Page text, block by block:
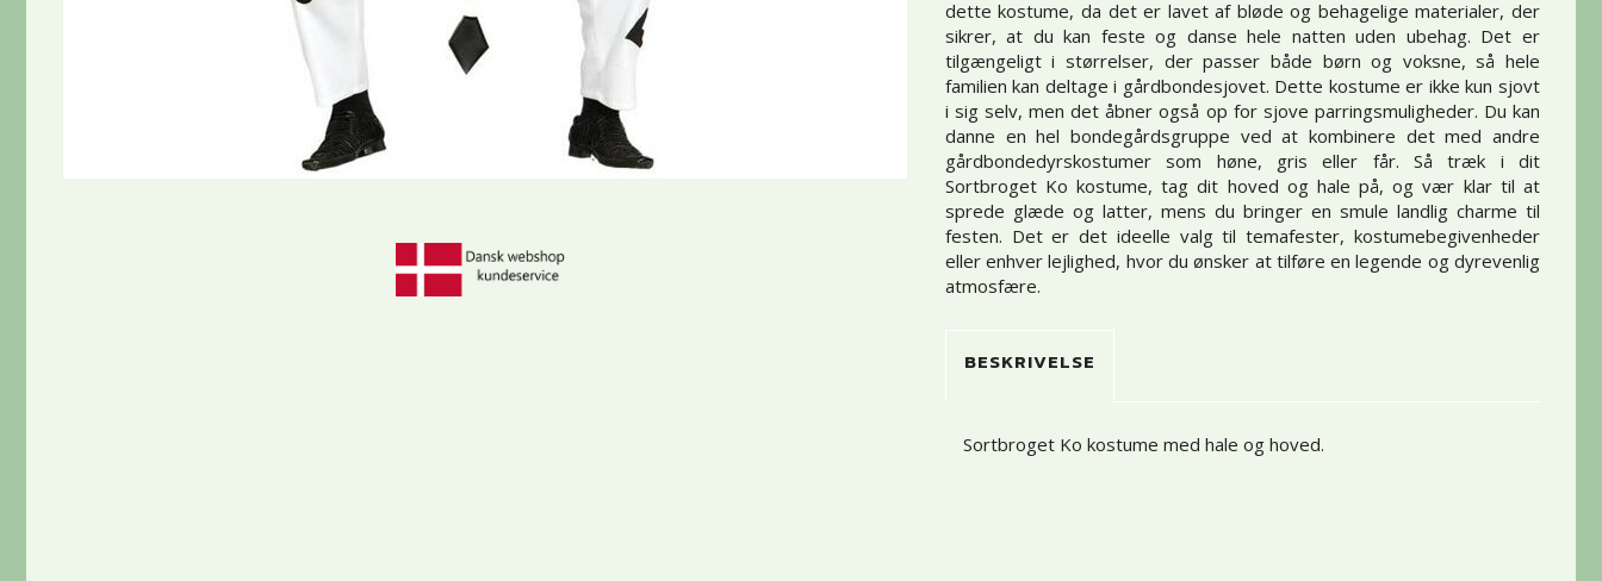
dette kostume, da det er lavet af bløde og behagelige materialer, der
sikrer, at du kan feste og danse hele natten uden ubehag. Det er
tilgængeligt i størrelser, der passer både børn og voksne, så hele
familien kan deltage i gårdbondesjovet. Dette kostume er ikke kun sjovt
i sig selv, men det åbner også op for sjove parringsmuligheder. Du kan
danne en hel bondegårdsgruppe ved at kombinere det med andre
gårdbondedyrskostumer som høne, gris eller får. Så træk i dit
Sortbroget Ko kostume, tag dit hoved og hale på, og vær klar til at
sprede glæde og latter, mens du bringer en smule landlig charme til
festen. Det er det ideelle valg til temafester, kostumebegivenheder
eller enhver lejlighed, hvor du ønsker at tilføre en legende og dyrevenlig
atmosfære.
BESKRIVELSE
Sortbroget Ko kostume med hale og hoved.